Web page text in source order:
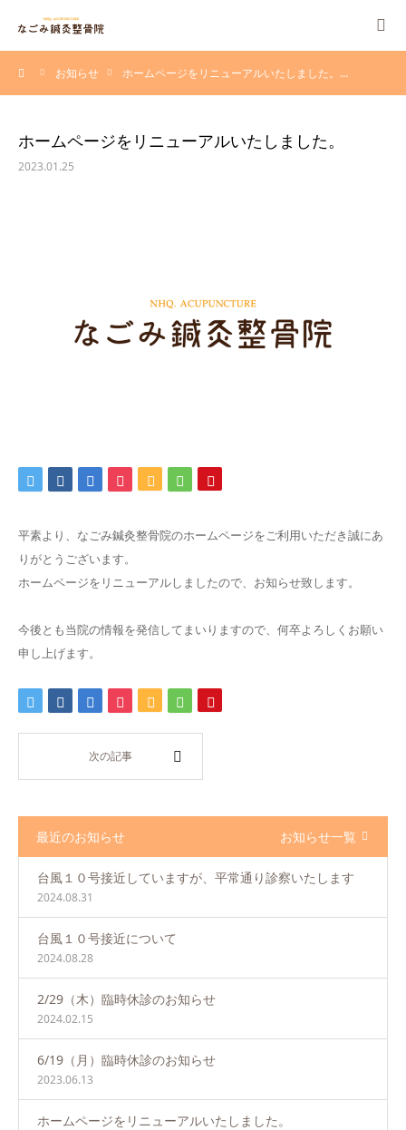
お知らせ ホームページをリニューアルいたしました。…
ホームページをリニューアルいたしました。
2023.01.25
平素より、なごみ鍼灸整骨院のホームページをご利用いただき誠にあ
りがとうございます。
ホームページをリニューアルしましたので、お知らせ致します。
今後とも当院の情報を発信してまいりますので、何卒よろしくお願い
申し上げます。
次の記事
最近のお知らせ お知らせ一覧
台風１０号接近していますが、平常通り診察いたします
2024.08.31
台風１０号接近について
2024.08.28
2/29（木）臨時休診のお知らせ
2024.02.15
6/19（月）臨時休診のお知らせ
2023.06.13
ホームページをリニューアルいたしました。
当院について
採用情報